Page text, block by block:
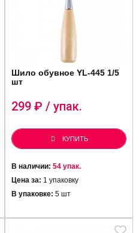
Шило обувное YL-445 1/5
шт
299 ₽ / упак.
КУПИТЬ
В наличии: 54 упак.
Цена за: 1 упаковку
В упаковке: 5 шт